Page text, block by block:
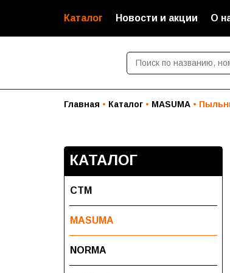
Каталог Новости и акции О
Главная Каталог MASUMA
КАТАЛОГ
СТМ
MASUMA
NORMA